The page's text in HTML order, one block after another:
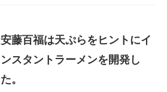
安藤百福は天ぷらをヒントにイ
ンスタントラーメンを開発し
た。